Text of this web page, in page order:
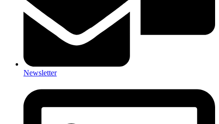
Newsletter